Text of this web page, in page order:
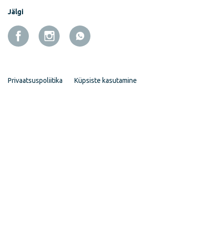
Jälgi
Privaatsuspoliitika Küpsiste kasutamine